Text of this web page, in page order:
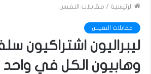
الرئيسية / مقابلات النفيس
مقابلات النفيس
ليبراليون اشتراكيون
وهابيون الكل في واحد